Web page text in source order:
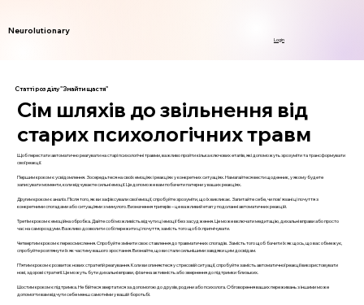
Neurolutionary
Login
Статті розділу "Знайти щастя"
Сім шляхів до звільнення від
старих психологічних травм
Щоб перестати автоматично реагувати на старі психологічні травми, важливо пройти кілька ключових етапів, які допоможуть зрозуміти та трансформувати
свої реакції.
Першим кроком є усвідомлення. Зосередьтеся на своїх емоціях і реакціях у конкретних ситуаціях. Намагайтеся вести щоденник, у якому будете
записувати моменти, коли відчуваєте сильні емоції. Це допоможе вам побачити патерни у ваших реакціях.
Другим кроком є аналіз. Після того, як ви зафіксували свої емоції, спробуйте зрозуміти, що їх викликає. Запитайте себе, чи пов'язані ці почуття з
конкретними спогадами або ситуаціями з минулого. Визначення тригерів – це важливий етап у подоланні автоматичних реакцій.
Третім кроком є емоційна обробка. Дайте собі можливість відчути ці емоції без засудження. Це може включати медитацію, дихальні вправи або просто
час на самороздуми. Важливо дозволити собі пережити ці почуття, замість того щоб їх пригнічувати.
Четвертим кроком є переосмислення. Спробуйте змінити своє ставлення до травматичних спогадів. Замість того щоб бачити їх як щось, що вас обмежує,
спробуйте розглянути їх як частину вашого зростання. Визнайте, що ви стали сильнішими завдяки цим досвідам.
П’ятим кроком є розвиток нових стратегій реагування. Коли ви опиняєтеся у стресовій ситуації, спробуйте замість автоматичної реакції використовувати
нові, здорові стратегії. Це можуть бути дихальні вправи, фізична активність або звернення до підтримки близьких.
Шостим кроком є підтримка. Не бійтеся звертатися за допомогою до друзів, родини або психолога. Обговорення ваших переживань з іншими може
допомогти вам відчути себе менш самотніми у вашій боротьбі.